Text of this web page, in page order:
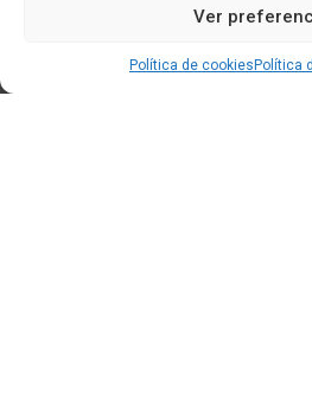
Ver
Política de cookies Política